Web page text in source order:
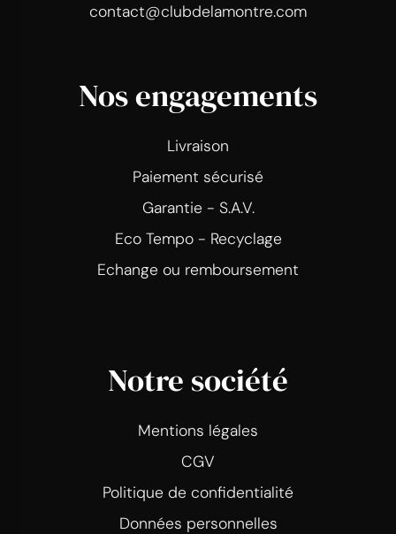
contact@clubdelamontre.com
Nos engagements
Livraison
Paiement sécurisé
Garantie - S.A.V.
Eco Tempo - Recyclage
Echange ou remboursement
Notre société
Mentions légales
CGV
Politique de confidentialité
Données personnelles